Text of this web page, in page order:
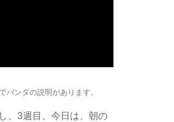
ンダの説明があります。
、3週目。今日は、朝の